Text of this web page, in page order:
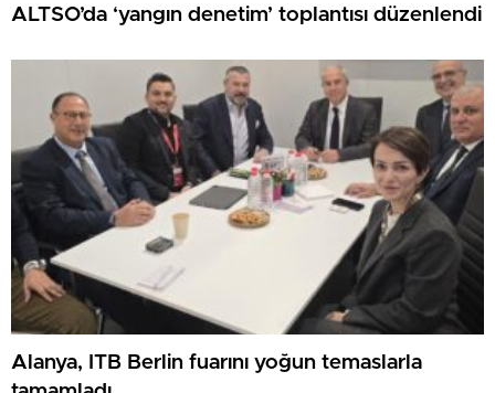
ALTSO’da ‘yangın denetim’ toplantısı düzenlendi
Alanya, ITB Berlin fuarını yoğun temaslarla